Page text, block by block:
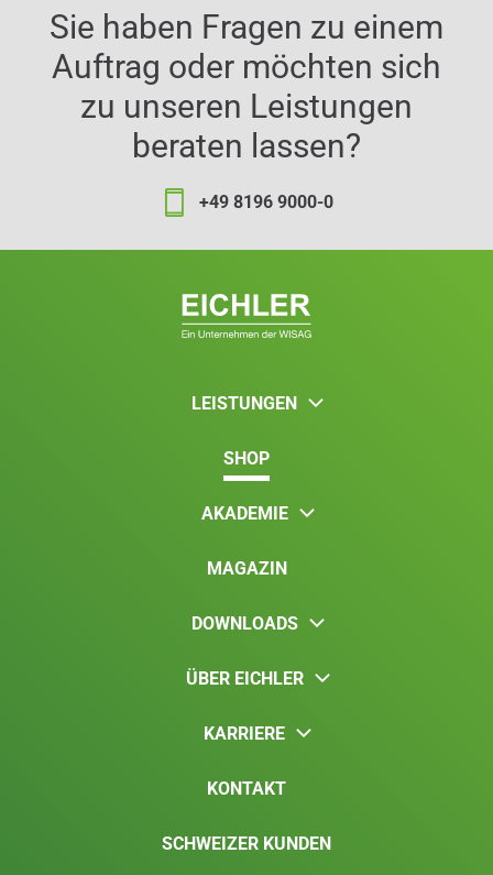
Sie haben Fragen zu einem
Auftrag oder möchten sich
zu unseren Leistungen
beraten lassen?
+49 8196 9000-0
LEISTUNGEN
SHOP
AKADEMIE
MAGAZIN
DOWNLOADS
ÜBER EICHLER
KARRIERE
KONTAKT
SCHWEIZER KUNDEN